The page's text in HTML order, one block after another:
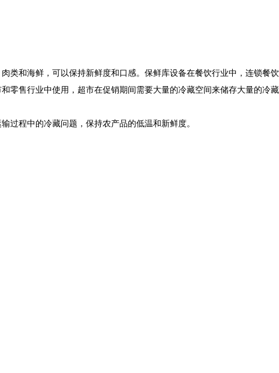
类和海鲜，可以保持新鲜度和口感。保鲜库设备在餐饮行业中，连锁餐饮
零售行业中使用，超市在促销期间需要大量的冷藏空间来储存大量的冷藏
程中的冷藏问题，保持农产品的低温和新鲜度。